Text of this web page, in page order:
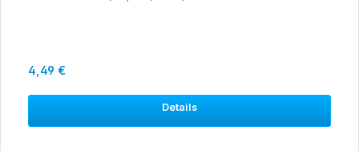
Regulärer Preis:
4,49 €
Details